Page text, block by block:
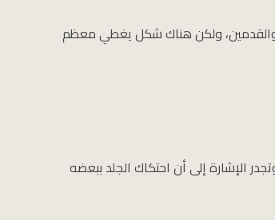
والقدمين، ولكن هناك شكل يغطي معظم
الإشارة إلى أن احتكاك الجلد ببعضه